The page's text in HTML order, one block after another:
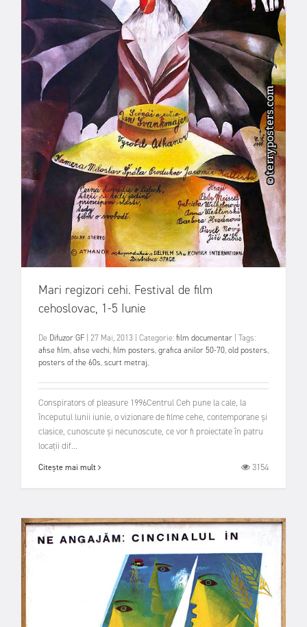
Mari regizori cehi. Festival de film
cehoslovac, 1-5 Iunie
De Difuzor GF 27 Mai, 2013 Categorie:film documentar Tags:
afise film,afise vechi,film posters,grafica anilor 50-70,old posters,
posters of the 60s,scurt metraj,
Conspirators of pleasure 1996Centrul Ceh pune la cale, la
începutul lunii iunie, o vizionare de filme cehe, contemporane și
clasice, cunoscute și necunoscute, ce vor fi proiectate în patru
locații dif...
Citește mai mult 3154